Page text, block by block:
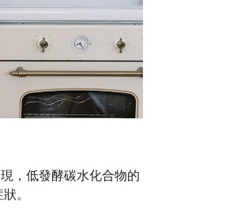
，低發酵碳水化合物的
。